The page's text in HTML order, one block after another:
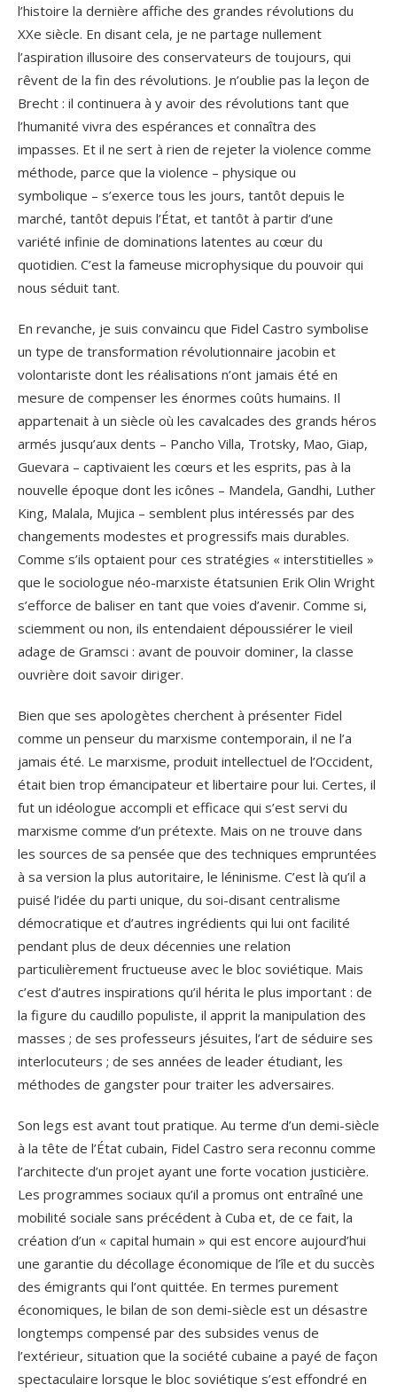
l’histoire la dernière affiche des grandes révolutions du
XXe siècle. En disant cela, je ne partage nullement
l’aspiration illusoire des conservateurs de toujours, qui
rêvent de la fin des révolutions. Je n’oublie pas la leçon de
Brecht : il continuera à y avoir des révolutions tant que
l’humanité vivra des espérances et connaîtra des
impasses. Et il ne sert à rien de rejeter la violence comme
méthode, parce que la violence – physique ou
symbolique – s’exerce tous les jours, tantôt depuis le
marché, tantôt depuis l’État, et tantôt à partir d’une
variété infinie de dominations latentes au cœur du
quotidien. C’est la fameuse microphysique du pouvoir qui
nous séduit tant.
En revanche, je suis convaincu que Fidel Castro symbolise
un type de transformation révolutionnaire jacobin et
volontariste dont les réalisations n’ont jamais été en
mesure de compenser les énormes coûts humains. Il
appartenait à un siècle où les cavalcades des grands héros
armés jusqu’aux dents – Pancho Villa, Trotsky, Mao, Giap,
Guevara – captivaient les cœurs et les esprits, pas à la
nouvelle époque dont les icônes – Mandela, Gandhi, Luther
King, Malala, Mujica – semblent plus intéressés par des
changements modestes et progressifs mais durables.
Comme s’ils optaient pour ces stratégies « interstitielles »
que le sociologue néo-marxiste étatsunien Erik Olin Wright
s’efforce de baliser en tant que voies d’avenir. Comme si,
sciemment ou non, ils entendaient dépoussiérer le vieil
adage de Gramsci : avant de pouvoir dominer, la classe
ouvrière doit savoir diriger.
Bien que ses apologètes cherchent à présenter Fidel
comme un penseur du marxisme contemporain, il ne l’a
jamais été. Le marxisme, produit intellectuel de l’Occident,
était bien trop émancipateur et libertaire pour lui. Certes, il
fut un idéologue accompli et efficace qui s’est servi du
marxisme comme d’un prétexte. Mais on ne trouve dans
les sources de sa pensée que des techniques empruntées
à sa version la plus autoritaire, le léninisme. C’est là qu’il a
puisé l’idée du parti unique, du soi-disant centralisme
démocratique et d’autres ingrédients qui lui ont facilité
pendant plus de deux décennies une relation
particulièrement fructueuse avec le bloc soviétique. Mais
c’est d’autres inspirations qu’il hérita le plus important : de
la figure du caudillo populiste, il apprit la manipulation des
masses ; de ses professeurs jésuites, l’art de séduire ses
interlocuteurs ; de ses années de leader étudiant, les
méthodes de gangster pour traiter les adversaires.
Son legs est avant tout pratique. Au terme d’un demi-siècle
à la tête de l’État cubain, Fidel Castro sera reconnu comme
l’architecte d’un projet ayant une forte vocation justicière.
Les programmes sociaux qu’il a promus ont entraîné une
mobilité sociale sans précédent à Cuba et, de ce fait, la
création d’un « capital humain » qui est encore aujourd’hui
une garantie du décollage économique de l’île et du succès
des émigrants qui l’ont quittée. En termes purement
économiques, le bilan de son demi-siècle est un désastre
longtemps compensé par des subsides venus de
l’extérieur, situation que la société cubaine a payé de façon
spectaculaire lorsque le bloc soviétique s’est effondré en